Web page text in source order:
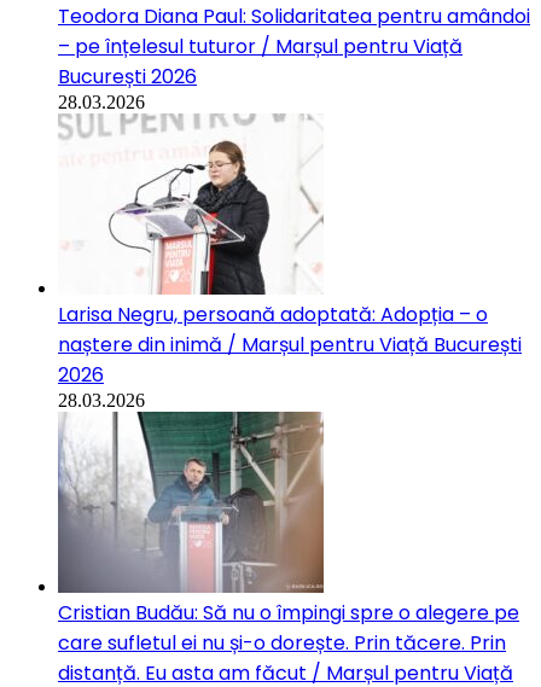
Teodora Diana Paul: Solidaritatea pentru amândoi
– pe înțelesul tuturor / Marșul pentru Viață
București 2026
28.03.2026
Larisa Negru, persoană adoptată: Adopția – o
naștere din inimă / Marșul pentru Viață București
2026
28.03.2026
Cristian Budău: Să nu o împingi spre o alegere pe
care sufletul ei nu și-o dorește. Prin tăcere. Prin
distanță. Eu asta am făcut / Marșul pentru Viață